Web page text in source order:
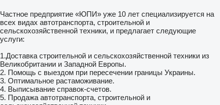
Частное предприятие «ЮПИ» уже 10 лет специализируется на
всех видах автотранспорта, строительной и
сельскохозяйственной техники, и предлагает следующие
услуги:
1.Доставка строительной и сельскохозяйственной техники из
Великобритании и Западной Европы.
2. Помощь с выездом при пересечении границы Украины.
3. Оптимальное растаможивание.
4. Выписывание справок-счетов.
5. Продажа автотранспорта, строительной и